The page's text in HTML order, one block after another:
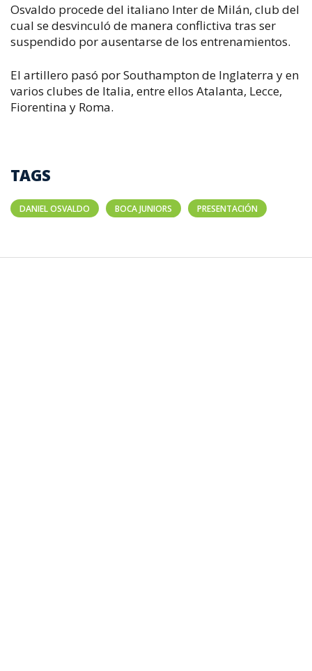
Osvaldo procede del italiano Inter de Milán, club del
cual se desvinculó de manera conflictiva tras ser
suspendido por ausentarse de los entrenamientos.
El artillero pasó por Southampton de Inglaterra y en
varios clubes de Italia, entre ellos Atalanta, Lecce,
Fiorentina y Roma.
TAGS
DANIEL OSVALDO BOCA JUNIORS PRESENTACIÓN